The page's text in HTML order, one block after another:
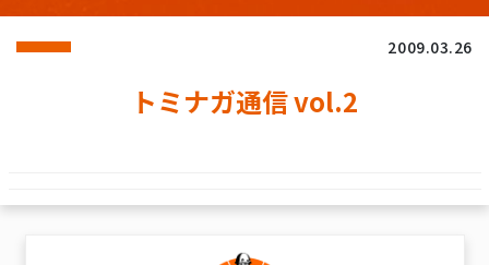
2009.03.26
トミナガ通信 vol.2